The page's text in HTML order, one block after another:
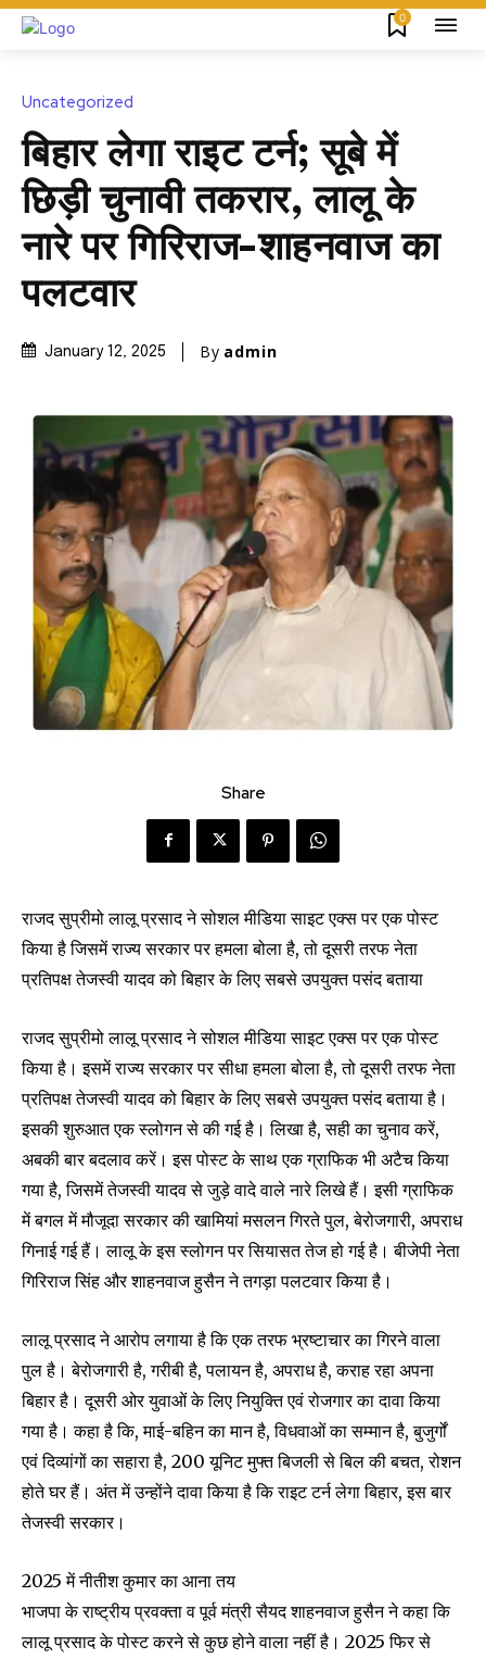
0
Uncategorized
बिहार लेगा राइट टर्न; सूबे में
छिड़ी चुनावी तकरार, लालू के
नारे पर गिरिराज-शाहनवाज का
पलटवार
January 12, 2025 By admin
Share
राजद सुप्रीमो लालू प्रसाद ने सोशल मीडिया साइट एक्स पर एक पोस्ट
किया है जिसमें राज्य सरकार पर हमला बोला है, तो दूसरी तरफ नेता
प्रतिपक्ष तेजस्वी यादव को बिहार के लिए सबसे उपयुक्त पसंद बताया
राजद सुप्रीमो लालू प्रसाद ने सोशल मीडिया साइट एक्स पर एक पोस्ट
किया है। इसमें राज्य सरकार पर सीधा हमला बोला है, तो दूसरी तरफ नेता
प्रतिपक्ष तेजस्वी यादव को बिहार के लिए सबसे उपयुक्त पसंद बताया है।
इसकी शुरुआत एक स्लोगन से की गई है। लिखा है, सही का चुनाव करें,
अबकी बार बदलाव करें। इस पोस्ट के साथ एक ग्राफिक भी अटैच किया
गया है, जिसमें तेजस्वी यादव से जुड़े वादे वाले नारे लिखे हैं। इसी ग्राफिक
में बगल में मौजूदा सरकार की खामियां मसलन गिरते पुल, बेरोजगारी, अपराध
गिनाई गई हैं। लालू के इस स्लोगन पर सियासत तेज हो गई है। बीजेपी नेता
गिरिराज सिंह और शाहनवाज हुसैन ने तगड़ा पलटवार किया है।
लालू प्रसाद ने आरोप लगाया है कि एक तरफ भ्रष्टाचार का गिरने वाला
पुल है। बेरोजगारी है, गरीबी है, पलायन है, अपराध है, कराह रहा अपना
बिहार है। दूसरी ओर युवाओं के लिए नियुक्ति एवं रोजगार का दावा किया
गया है। कहा है कि, माई-बहिन का मान है, विधवाओं का सम्मान है, बुजुर्गों
एवं दिव्यांगों का सहारा है, 200 यूनिट मुफ्त बिजली से बिल की बचत, रोशन
होते घर हैं। अंत में उन्होंने दावा किया है कि राइट टर्न लेगा बिहार, इस बार
तेजस्वी सरकार।
2025 में नीतीश कुमार का आना तय
भाजपा के राष्ट्रीय प्रवक्ता व पूर्व मंत्री सैयद शाहनवाज हुसैन ने कहा कि
लालू प्रसाद के पोस्ट करने से कुछ होने वाला नहीं है। 2025 फिर से